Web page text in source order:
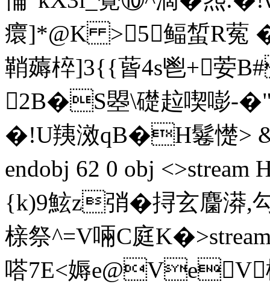
癏 ]*@K >5鲾蜤R
鞘薅椊]3{{蒈4s鬯+
2B�S曌\礎趇喫嘭-
�!U羠滧qB�H鬈憷> &
endobj 62 0 obj
{k)9鮌z弰�挦玄麕漭,
榇祭^=V啢C庭K�
嗒7E<媷e@VeV